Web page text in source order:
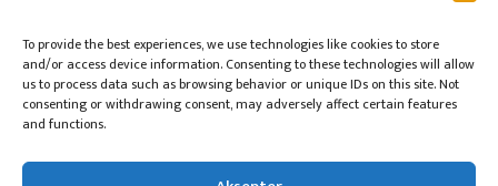
To provide the best experiences, we use technologies like cookies to store
and/or access device information. Consenting to these technologies will allow
us to process data such as browsing behavior or unique IDs on this site. Not
consenting or withdrawing consent, may adversely affect certain features
and functions.
Les mer:Om selskapet
Les mer:Om reklame på podkasten
Kontakt meg